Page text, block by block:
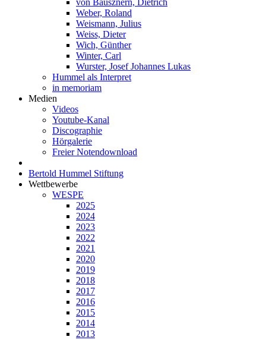
von Bausznern, Dietrich
Weber, Roland
Weismann, Julius
Weiss, Dieter
Wich, Günther
Winter, Carl
Wurster, Josef Johannes Lukas
Hummel als Interpret
in memoriam
Medien
Videos
Youtube-Kanal
Discographie
Hörgalerie
Freier Notendownload
Bertold Hummel Stiftung
Wettbewerbe
WESPE
2025
2024
2023
2022
2021
2020
2019
2018
2017
2016
2015
2014
2013